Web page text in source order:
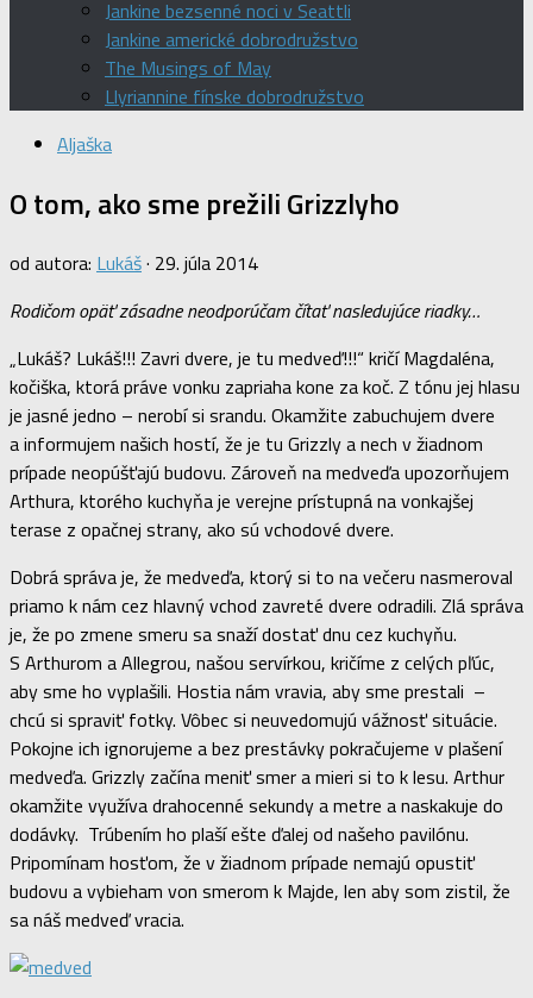
Jankine bezsenné noci v Seattli
Jankine americké dobrodružstvo
The Musings of May
Llyriannine fínske dobrodružstvo
Aljaška
O tom, ako sme prežili Grizzlyho
od autora: Lukáš· 29. júla 2014
Rodičom opäť zásadne neodporúčam čítať nasledujúce riadky…
„Lukáš? Lukáš!!! Zavri dvere, je tu medveď!!!“ kričí Magdaléna,
kočiška, ktorá práve vonku zapriaha kone za koč. Z tónu jej hlasu
je jasné jedno – nerobí si srandu. Okamžite zabuchujem dvere
a informujem našich hostí, že je tu Grizzly a nech v žiadnom
prípade neopúšťajú budovu. Zároveň na medveďa upozorňujem
Arthura, ktorého kuchyňa je verejne prístupná na vonkajšej
terase z opačnej strany, ako sú vchodové dvere.
Dobrá správa je, že medveďa, ktorý si to na večeru nasmeroval
priamo k nám cez hlavný vchod zavreté dvere odradili. Zlá správa
je, že po zmene smeru sa snaží dostať dnu cez kuchyňu.
S Arthurom a Allegrou, našou servírkou, kričíme z celých pľúc,
aby sme ho vyplašili. Hostia nám vravia, aby sme prestali –
chcú si spraviť fotky. Vôbec si neuvedomujú vážnosť situácie.
Pokojne ich ignorujeme a bez prestávky pokračujeme v plašení
medveďa. Grizzly začína meniť smer a mieri si to k lesu. Arthur
okamžite využíva drahocenné sekundy a metre a naskakuje do
dodávky. Trúbením ho plaší ešte ďalej od našeho pavilónu.
Pripomínam hosťom, že v žiadnom prípade nemajú opustiť
budovu a vybieham von smerom k Majde, len aby som zistil, že
sa náš medveď vracia.